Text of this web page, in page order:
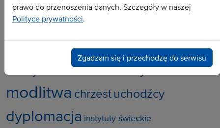
Dossier
Zapowiedź
Popularne tematy:
szkoły katolickiezakonnicy
modlitwa chrzest uchodźcy
dyplomacja instytuty świeckie
prawo do przenoszenia danych. Szczegóły w naszej
Polityce prywatności
Zgadzam się i przechodzę do serwisu